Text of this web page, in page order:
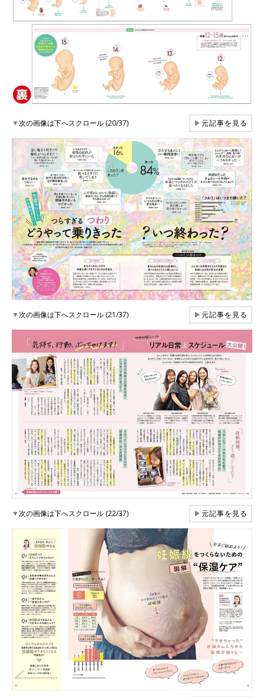
▼次の画像は下へスクロール (20/37) ▶元記事を見る
▼次の画像は下へスクロール (21/37) ▶元記事を見る
▼次の画像は下へスクロール (22/37) ▶元記事を見る